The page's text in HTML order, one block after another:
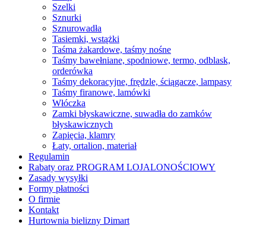
Szelki
Sznurki
Sznurowadła
Tasiemki, wstążki
Taśma żakardowe, taśmy nośne
Taśmy bawełniane, spodniowe, termo, odblask,
orderówka
Taśmy dekoracyjne, frędzle, ściągacze, lampasy
Taśmy firanowe, lamówki
Włóczka
Zamki błyskawiczne, suwadła do zamków
błyskawicznych
Zapięcia, klamry
Łaty, ortalion, materiał
Regulamin
Rabaty oraz PROGRAM LOJALONOŚCIOWY
Zasady wysyłki
Formy płatności
O firmie
Kontakt
Hurtownia bielizny Dimart